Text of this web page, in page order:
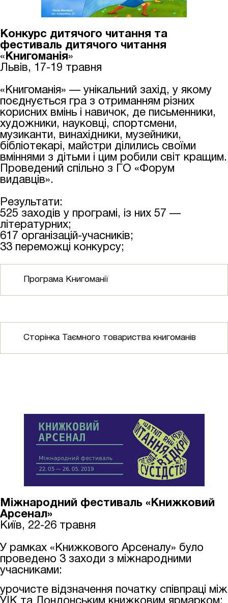
Конкурс дитячого читання та
фестиваль дитячого читання
« Книгоманія»
Львів, 17-19 травня
«Книгоманія» — унікальний захід, у якому
поєднується гра з отриманням різних
корисних вмінь і навичок, де письменники,
художники, науковці, спортсмени,
музиканти, винахідники, музейники,
бібліотекарі, майстри ділились своїми
вміннями з дітьми і цим робили світ кращим.
Проведений спільно з ГО «Форум
видавців».
Результати:
525 заходів у програмі, із них 57 —
літературних;
617 організацій-учасників;
33 переможці конкурсу;
Програма Книгоманії
Сторінка Таємного товариства книгоманів
Міжнародний фестиваль «Книжковий
Арсенал»
Київ, 22-26 травня
У рамках «Книжкового Арсеналу» було
проведено 3 заходи з міжнародними
учасниками:
урочисте відзначення початку співпраці між
УІК та Лондонським книжковим ярмарком;